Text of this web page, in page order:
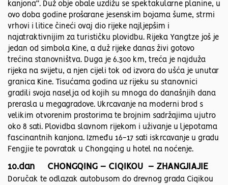
kanjona“. Duž obje obale uzdižu se spektakularne planine, u
ovo doba godine prošarane jesenskim bojama šume, strmi
vrhovi i litice čineći ovaj dio rijeke najljepšim i
najatraktivnijim za turističku plovidbu. Rijeka Yangtze još je
jedan od simbola Kine, a duž rijeke danas živi gotovo
trećina stanovništva. Duga je 6.300 km, treća je najduža
rijeka na svijetu, a njen cijeli tok od izvora do ušća je unutar
granica Kine. Tisućama godina uz rijeku su stanovnici
gradili svoja naselja od kojih su mnoga do današnjih dana
prerasla u megagradove. Ukrcavanje na moderni brod s
velikim otvorenim prostorima te brojnim sadržajima ujutro
oko 8 sati. Plovidba slavnom rijekom i uživanje u ljepotama
fascinantnih kanjona. Između 16-17 sati iskrcavanje u gradu
Fengjie te povratak u Chongqing u hotel na noćenje.
10.dan CHONGQING – CIQIKOU – ZHANGJIAJIE
Doručak te odlazak autobusom do drevnog grada Ciqikou